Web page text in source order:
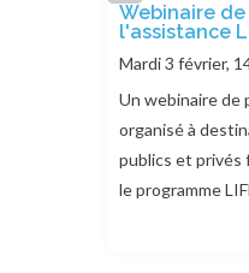
add
or
remove
Webinaire
l'assistance
Mardi 3 février,
Un webinaire
organisé à
publics et privés
le programme